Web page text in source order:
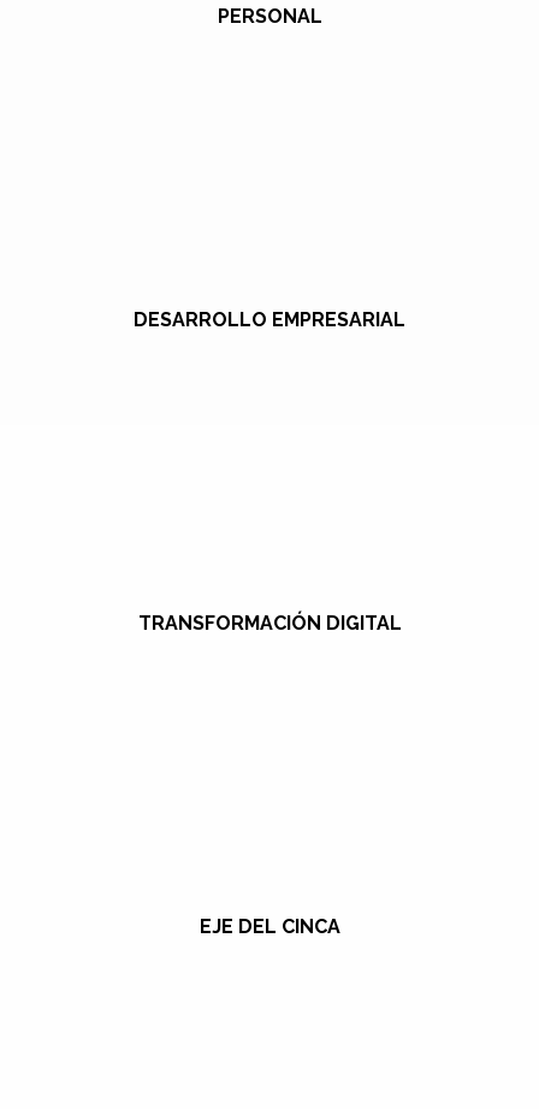
PERSONAL
DESARROLLO EMPRESARIAL
TRANSFORMACIÓN DIGITAL
EJE DEL CINCA